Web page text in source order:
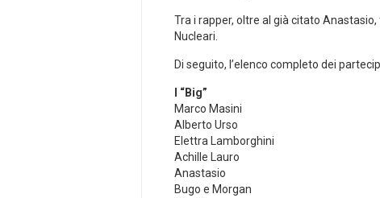
Tra i rapper, oltre al già citato
Nucleari.
Di seguito, l’elenco completo dei
I “Big”
Marco Masini
Alberto Urso
Elettra Lamborghini
Achille Lauro
Anastasio
Bugo e Morgan